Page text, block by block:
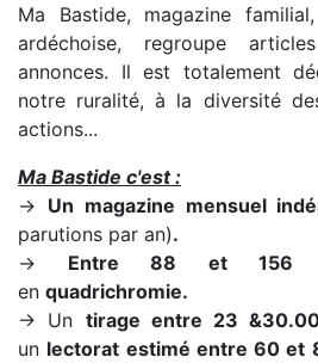
Ma Bastide, magazine
ardéchoise, regroupe
annonces. Il est totalement
notre ruralité, à la diversité
actions...
Ma Bastide c'est :
→ Un magazine mensuel
parutions par an).
→ Entre 88 et 156
en quadrichromie.
→ Un tirage entre 23&
un lectorat estimé entre 60 et